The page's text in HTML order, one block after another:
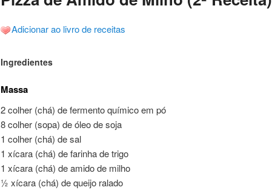
Adicionar ao livro de receitas
Ingredientes
Massa
2 colher (chá) de fermento químico em pó
8 colher (sopa) de óleo de soja
1 colher (chá) de sal
1 xícara (chá) de farinha de trigo
1 xícara (chá) de amido de milho
½ xícara (chá) de queijo ralado